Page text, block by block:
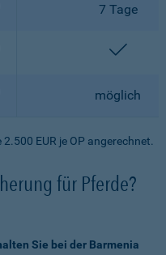
7 Tage
möglich
EUR je OP angerechnet.
für Pferde?
Sie bei der Barmenia